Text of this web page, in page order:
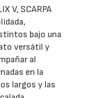
V, SCARPA
bajo una
versátil y
al
en la
largos y las